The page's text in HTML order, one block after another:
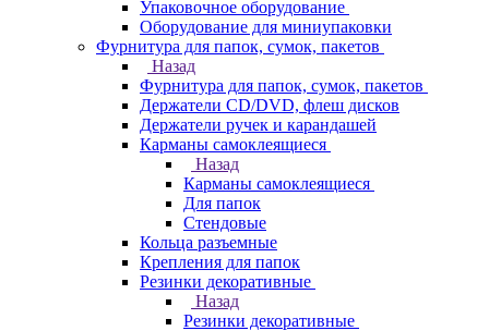
Упаковочное оборудование
Оборудование для миниупаковки
Фурнитура для папок, сумок, пакетов
Назад
Фурнитура для папок, сумок, пакетов
Держатели CD/DVD, флеш дисков
Держатели ручек и карандашей
Карманы самоклеящиеся
Назад
Карманы самоклеящиеся
Для папок
Стендовые
Кольца разъемные
Крепления для папок
Резинки декоративные
Назад
Резинки декоративные